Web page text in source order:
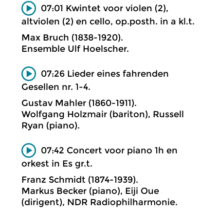
07:01 Kwintet voor violen (2),
altviolen (2) en cello, op.posth. in a kl.t.
Max Bruch (1838-1920).
Ensemble Ulf Hoelscher.
07:26 Lieder eines fahrenden
Gesellen nr. 1-4.
Gustav Mahler (1860-1911).
Wolfgang Holzmair (bariton), Russell
Ryan (piano).
07:42 Concert voor piano 1h en
orkest in Es gr.t.
Franz Schmidt (1874-1939).
Markus Becker (piano), Eiji Oue
(dirigent), NDR Radiophilharmonie.